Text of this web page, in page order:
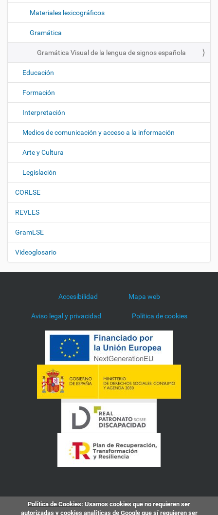
Materiales lexicográficos
Gramática
Gramática Visual de la lengua de signos española
Educación
Formación
Interpretación
Medios de comunicación y acceso a la información
Arte y Cultura
Legislación
CORLSE
REVLES
GramLSE
Videoglosario
Accesibilidad Mapa web
Aviso legal y privacidad Política de cookies
Política de Cookies: Usamos cookies que no requieren ser
autorizadas y cookies analíticas de Google que sí requieren ser